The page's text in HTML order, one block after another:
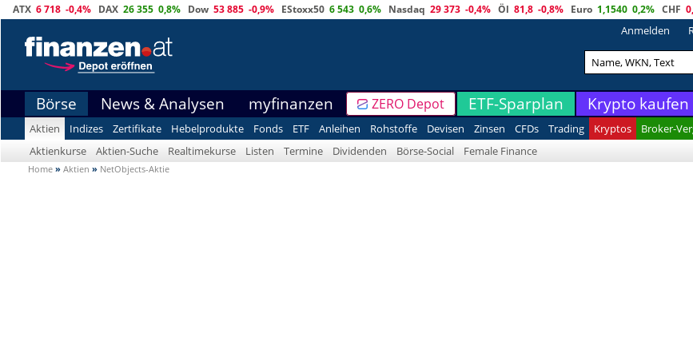
ATX 6 718 -0,4% DAX 26 355 0,8% Dow 53 885 -0,9% EStoxx50 6 543 0,6% Nasdaq 29 373 -0,4% Öl 81,8 -0,8% Euro 1,1540 0,2% CHF
Anmelden
Börse News & Analysen myfinanzen ZERO Depot ETF-Sparplan Krypto kaufen
Aktien Indizes Zertifikate Hebelprodukte Fonds ETF Anleihen Rohstoffe Devisen Zinsen CFDs Trading Kryptos Broker-
Aktienkurse
Aktien-Suche Realtimekurse Listen Termine Dividenden Börse-Social Female Finance
Home » Aktien » NetObjects-Aktie